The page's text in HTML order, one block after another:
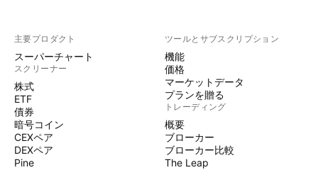
主要プロダクト
スーパーチャート
スクリーナー
株式
ETF
債券
暗号コイン
CEXペア
DEXペア
Pine
ツールとサブスクリプション
機能
価格
マーケットデータ
プランを贈る
トレーディング
概要
ブローカー
ブローカー比較
The Leap